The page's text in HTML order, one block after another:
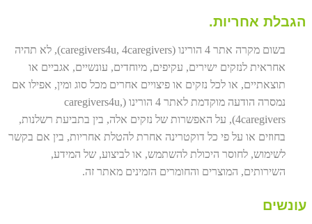
הגבלת אחריות.
בשום מקרה אתר 4 הורינו (caregivers4u, 4caregivers), לא תהיה
אחראית לנזקים ישירים, עקיפים, מיוחדים, עונשיים, אגביים או
תוצאתיים, או לכל נזקים או פיצויים אחרים מכל סוג ומין, אפילו אם
נמסרה הודעה מוקדמת לאתר 4 הורינו (caregivers4u,
4caregivers), על האפשרות של נזקים אלה, בין בתביעת רשלנות,
בחוזים או על פי כל דוקטרינה אחרת להטלת אחריות, בין אם בקשר
לשימוש, לחוסר היכולת להשתמש, או לביצוע, של המידע,
השירותים, המוצרים והחומרים הזמינים מאתר זה.
עונשים